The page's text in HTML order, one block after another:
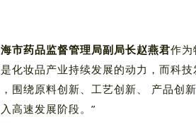
市药品监督管理局副局长赵燕君作为
化妆品产业持续发展的动力，而科
围绕原料创新、工艺创新、 产品创
高速发展阶段。”